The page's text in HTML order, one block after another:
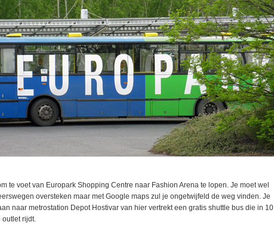
te voet van Europark Shopping Centre naar Fashion Arena te lopen. Je moet wel
oversteken maar met Google maps zul je ongetwijfeld de weg vinden. Je
naar metrostation Depot Hostivar van hier vertrekt een gratis shuttle bus die in 10
outlet rijdt.